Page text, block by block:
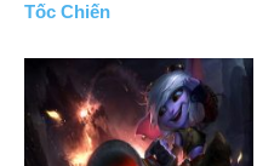
Tốc Chiến